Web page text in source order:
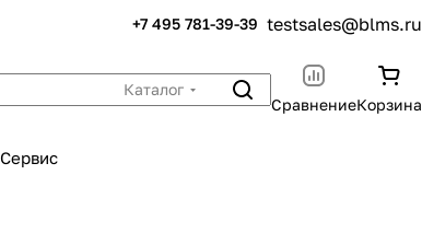
+7 495 781-39-39 testsales@blms.ru
Каталог
СравнениеКорзина
Сервис